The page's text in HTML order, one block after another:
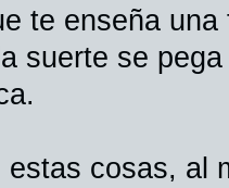
te enseña
suerte se
estas cosas, al